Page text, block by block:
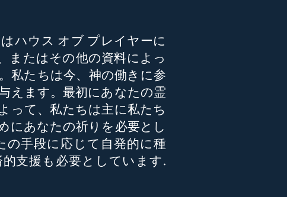
ハウス オブ プレイヤーに
またはその他の資料によっ
私たちは今、神の働きに参
えます。最初にあなたの霊
って、私たちは主に私たち
にあなたの祈りを必要とし
の手段に応じて自発的に種
支援も必要としています.